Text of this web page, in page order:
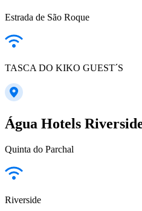
Estrada de São Roque
TASCA DO KIKO GUEST´S
Água Hotels
Quinta do Parchal
Riverside